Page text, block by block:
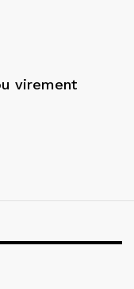
virement